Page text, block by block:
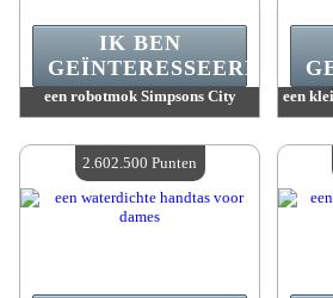
een robotmok Simpsons City
Beschikbare hoeveelheid :4
IK BEN
GEÏNTERESSEERD.
een
2.602.500 Punten